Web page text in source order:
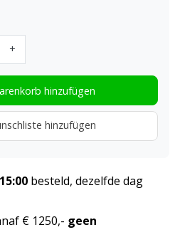
+
hinzufügen
hinzufügen
15:00 besteld, dezelfde dag
€ 1250,- geen